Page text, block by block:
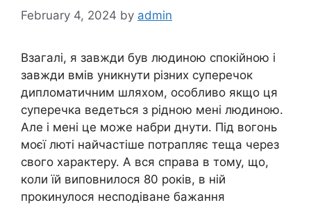
February 4, 2024 by admin
Взагалі, я завжди був людиною спокійною і
завжди вмів уникнути різних суперечок
дипломатичним шляхом, особливо якщо ця
суперечка ведеться з рідною мені людиною.
Але і мені це може набри днути. Під вогонь
моєї люті найчастіше потрапляє теща через
свого характеру. А вся справа в тому, що,
коли їй виповнилося 80 років, в ній
прокинулося несподіване бажання